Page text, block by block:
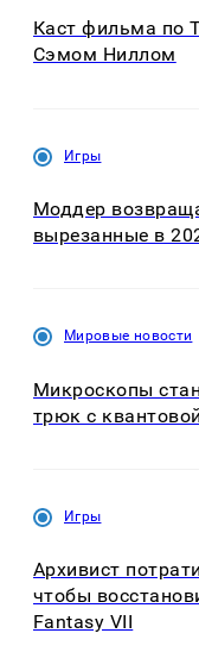
Каст фильма по
Сэмом Ниллом
Игры
Моддер
вырезанные в
Мировые новости
Микроскопы
трюк с
Игры
Архивист
чтобы
Fantasy VII